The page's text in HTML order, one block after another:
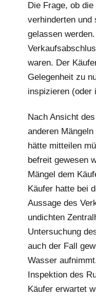
Die Frage, ob
verhinderten und
gelassen
waren. Der
Gelegenheit zu
inspizieren (oder
Nach Ansicht
anderen
hätte mitteilen
befreit gewesen
Mängel dem
Käufer hatte bei
Aussage des
undichten
Untersuchung
auch der Fall
Wasser
Inspektion des
Käufer erwartet